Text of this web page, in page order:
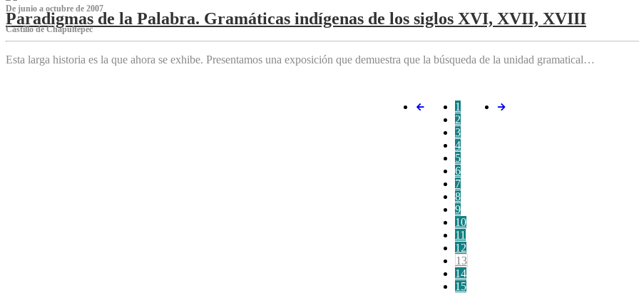
De junio a octubre de 2007
Paradigmas de la Palabra. Gramáticas indígenas de los siglos XVI, XVII, XVIII
Castillo de Chapultepec
Esta larga historia es la que ahora se exhibe. Presentamos una exposición que demuestra que la búsqueda de la unidad gramatical…
1
2
3
4
5
6
7
8
9
10
11
12
13
14
15